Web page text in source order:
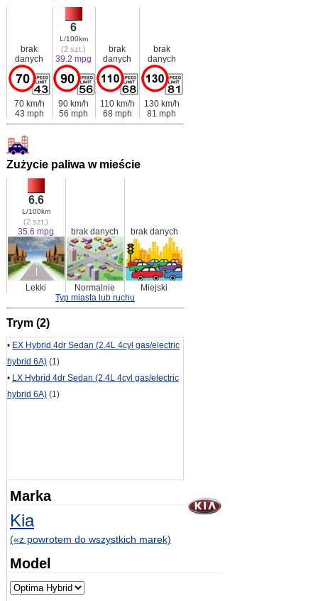
brak
danych
6
L/100km
(2 szt.)
39.2 mpg
brak
danych
brak
danych
70 km/h
43 mph
90 km/h
56 mph
110 km/h
68 mph
130 km/h
81 mph
Zużycie paliwa w mieście
6.6
L/100km
(2 szt.)
35.6 mpg brak danych brak danych
Lekki Normalnie
Miejski
Typ miasta lub ruchu
Trym (2)
• EX Hybrid 4dr Sedan (2.4L 4cyl gas/electric
hybrid 6A)(1)
• LX Hybrid 4dr Sedan (2.4L 4cyl gas/electric
hybrid 6A)(1)
Marka
Kia
(«z powrotem do wszystkich marek)
Model